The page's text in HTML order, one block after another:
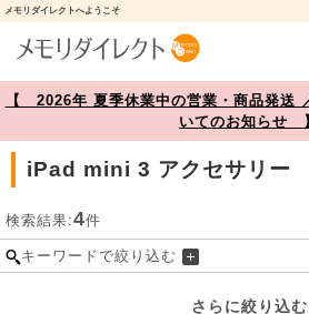
メモリダイレクトへようこそ
iPad mini 3 アクセサリー 商品一覧【メモリダイレクト】
【 2026年 夏季休業中の営業・商品発送
いてのお知らせ
iPad mini 3 アクセサリー
検索結果:4件
キーワードで絞り込む
さらに絞り込む